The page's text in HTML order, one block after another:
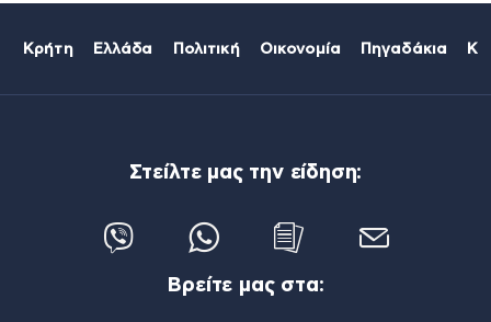
Κρήτη Ελλάδα Πολιτική Οικονομία Πηγαδάκια
Στείλτε μας την είδηση:
Βρείτε μας στα: